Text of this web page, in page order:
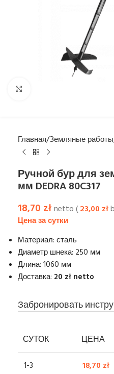
Главная Земляные работы
Ручной бур для
мм DEDRA 80C317
18,70 zł netto (23,00 zł
Материал: сталь
Диаметр шнека: 250 мм
Длина: 1060 мм
Доставка: 20 zł netto
Забронировать
СУТОК ЦЕНА
1-3 18,70 zł